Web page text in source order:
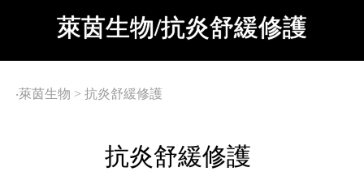
萊茵生物/抗炎舒緩修護
‧萊茵生物 > 抗炎舒緩修護
抗炎舒緩修護